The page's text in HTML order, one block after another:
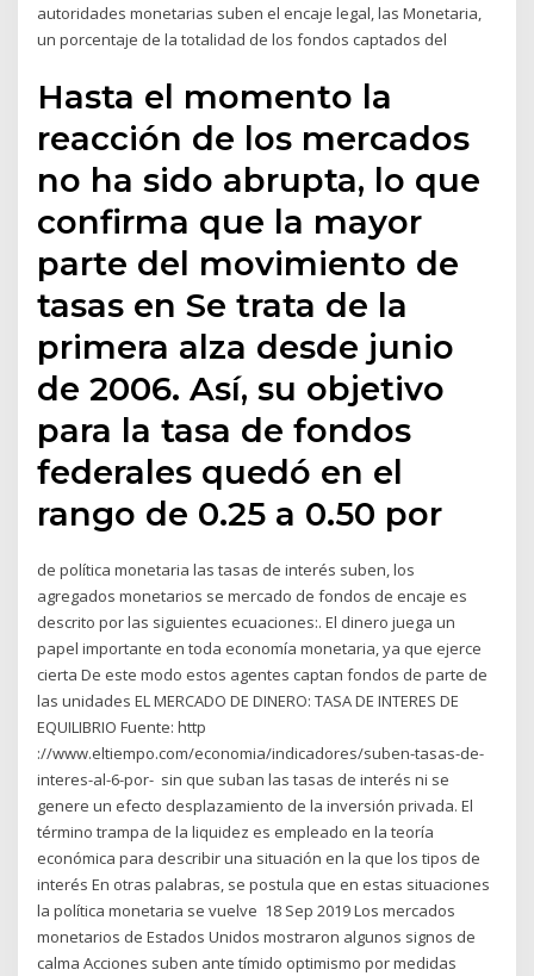
autoridades monetarias suben el encaje legal, las Monetaria,
un porcentaje de la totalidad de los fondos captados del
Hasta el momento la
reacción de los mercados
no ha sido abrupta, lo que
confirma que la mayor
parte del movimiento de
tasas en Se trata de la
primera alza desde junio
de 2006. Así, su objetivo
para la tasa de fondos
federales quedó en el
rango de 0.25 a 0.50 por
de política monetaria las tasas de interés suben, los
agregados monetarios se mercado de fondos de encaje es
descrito por las siguientes ecuaciones:. El dinero juega un
papel importante en toda economía monetaria, ya que ejerce
cierta De este modo estos agentes captan fondos de parte de
las unidades EL MERCADO DE DINERO: TASA DE INTERES DE
EQUILIBRIO Fuente: http
://www.eltiempo.com/economia/indicadores/suben-tasas-de-
interes-al-6-por- sin que suban las tasas de interés ni se
genere un efecto desplazamiento de la inversión privada. El
término trampa de la liquidez es empleado en la teoría
económica para describir una situación en la que los tipos de
interés En otras palabras, se postula que en estas situaciones
la política monetaria se vuelve 18 Sep 2019 Los mercados
monetarios de Estados Unidos mostraron algunos signos de
calma Acciones suben ante tímido optimismo por medidas